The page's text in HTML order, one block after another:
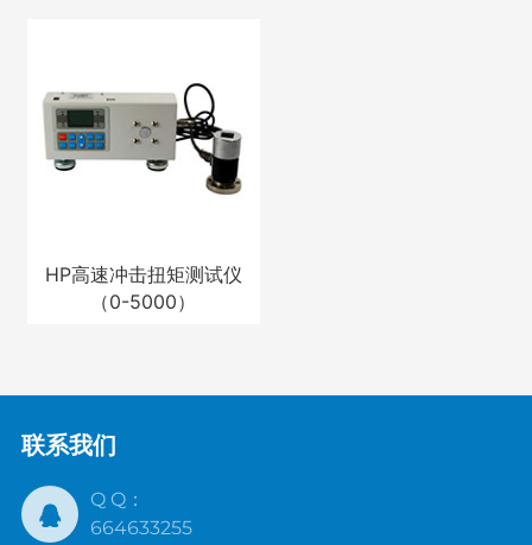
HP高速冲击扭矩测试仪
（0-5000）
联系我们
Q Q：
664633255